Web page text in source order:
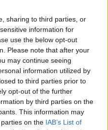
sharing to third parties, or
information for
use the below opt-out
Please note that after your
may continue seeing
information utilized by
to third parties prior to
opt-out of the further
by third parties on the
This information may
on the IAB’s List of